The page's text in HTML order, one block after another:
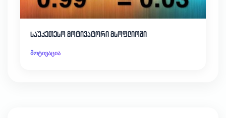
საუკეთესო მოტივატორი მსოფლიოში
მოტივაცია